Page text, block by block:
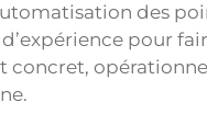
des
pour
concret,